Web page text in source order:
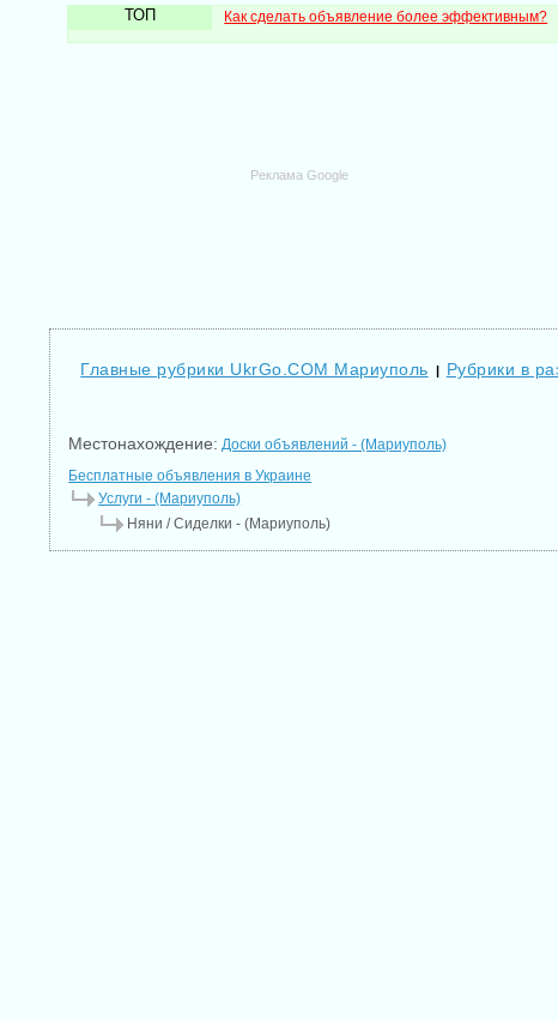
ТОП Как сделать объявление более эффективным?
Реклама Google
Главные рубрики UkrGo.COM Мариуполь | Рубрики в
Местонахождение: Доски объявлений - (Мариуполь)
Бесплатные объявления в Украине
Услуги - (Мариуполь)
Няни / Cиделки - (Мариуполь)